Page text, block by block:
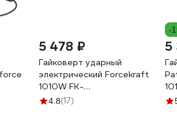
5 478 ₽
Гайковерт ударный
электрический Forcekraft
1010W FK-
WT03071(60034)
4.8(17)
-
5